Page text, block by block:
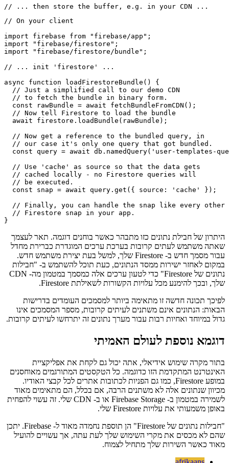
          .add('user-templates-query', snap)
          .build();
}
// On your client
import firebase from "firebase/app";
import "firebase/firestore/bundle";
// ... init 'firestore' ...
async function loadFirestoreBundle() {
  // Just a simplified call to our demo CDN
  const rawBundle = await fetchBundleFromCDN();
  // Now tell Firestore to load the bundle
  await firestore.loadBundle(rawBundle);
  // Now get a reference to the bundled query, in
  // our case it's only one query that got bundled.
const query = await db.namedQuery('user-templates-
  // cached locally - no Firestore queries will
  // be executed.
  const snap = await query.get({ source: 'cache' });
  // Finally, you can handle the snap like every other
  // Firestore snap in your app.
היתרון של חבילת נתונים כזו מתבהר כאשר בוחנים דוגמה. תאר לעצמך
שאתה משתמש לעתים קרובות בערכת ערכים המוגדרת כברירת מחדל
עבור מסמך חדש ב- Firestore שלך, למשל בעת יצירת משתמש חדש.
במקום לאחזר ישירות ממסד הנתונים, כעת תוכל להשתמש ב- "חבילות
נתונים של Firestore" כדי לטעון ערכים אלה כמסמך במטמון מה- CDN
שלך, ובכך להימנע מכל עלויות הקשורות לשאילתת Firestore.
לפיכך תכונה חדשה זו מתאימה ביותר למסמכים העומדים בדרישות
הבאות: הנתונים אינם משתנים לעיתים קרובות, מספר המסמכים אינו
דוגמא נוספת לעולם האמיתי
בתור מקרה שימוש אידיאלי, אתה יכול גם לקחת את אפליקציית
האינטרנט המתקדמת הזו כדוגמה. כל הטקסטים המתורגמים מאוחסנים
במופע Firestore, כמו גם הפניות לכתובות אתרים לכל קבצי האודיו.
מכיוון שנתונים אלה לא משתנים הרבה, אם בכלל, הם מתאימים מאוד
לשמירה במטמון ב- Firebase Storage או ב- CDN שלי. זה עשוי להפחית
באופן משמעותי את עלויות Firestore שלי.